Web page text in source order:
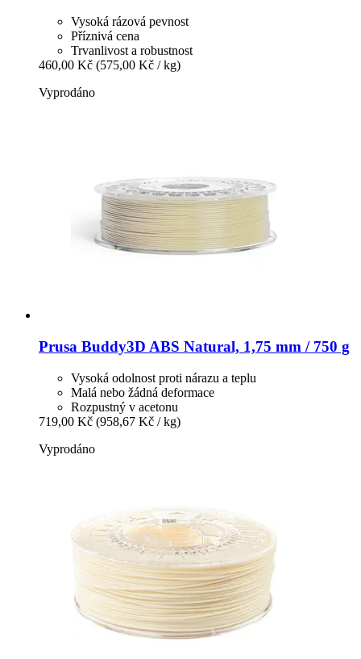
Vysoká rázová pevnost
Příznivá cena
Trvanlivost a robustnost
460,00 Kč (575,00 Kč / kg)
Vyprodáno
Prusa Buddy3D ABS Natural, 1,75 mm / 750 g
Vysoká odolnost proti nárazu a teplu
Malá nebo žádná deformace
Rozpustný v acetonu
719,00 Kč (958,67 Kč / kg)
Vyprodáno